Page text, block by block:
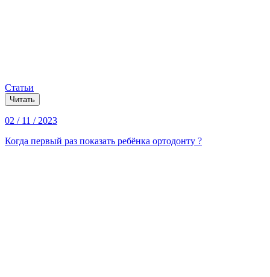
Статьи
Читать
02 / 11 / 2023
Когда первый раз показать ребёнка ортодонту ?